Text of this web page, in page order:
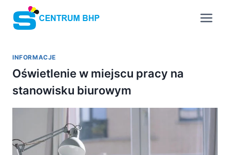
Przejdź
INFORMACJE
Oświetlenie w miejscu pracy na
stanowisku biurowym